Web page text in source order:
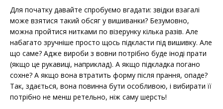
Для початку давайте спробуємо вгадати: звідки взагалі
може взятися такий обсяг у вишиванки? Безумовно,
можна пройтися нитками по візерунку кілька разів. Але
набагато зручніше просто щось підкласти під вишивку. Але
що саме? Адже вироби з вовни потрібно буде іноді прати
(якщо це рукавиці, наприклад). А якщо підкладка погано
сохне? А якщо вона втратить форму після прання, опаде?
Так, здається, вона повинна бути особливою, і вибирати її
потрібно не менш ретельно, ніж саму шерсть!